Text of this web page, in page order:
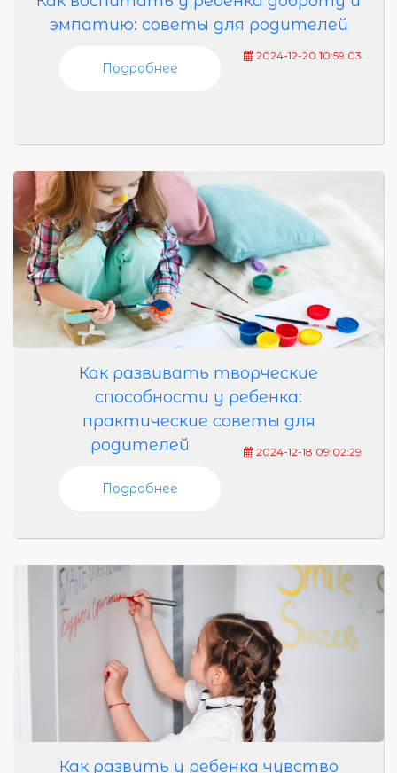
эмпатию: советы для родителей
2024-12-20 10:59:03
Подробнее
Как развивать творческие
способности у ребенка:
практические советы для
родителей
2024-12-18 09:02:29
Подробнее
Как развить у ребенка чувство